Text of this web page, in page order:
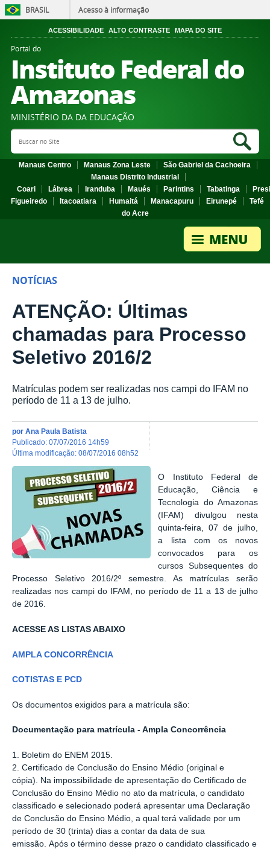
BRASIL Acesso à informação
ACESSIBILIDADE ALTO CONTRASTE MAPA DO SITE
Portal do
Instituto Federal do
Amazonas
MINISTÉRIO DA DA EDUCAÇÃO
Search Site
Manaus Centro Manaus Zona Leste
São Gabriel da Cachoeira
Manaus Distrito Industrial
Coari
Lábrea Iranduba Maués Parintins Tabatinga
Figueiredo
Itacoatiara Humaitá Manacapuru Eirunepé
Tefé
do Acre
NOTÍCIAS
ATENÇÃO: Últimas
chamadas para Processo
Seletivo 2016/2
Matrículas podem ser realizadas nos campi do IFAM no
período de 11 a 13 de julho.
por Ana Paula Batista
publicado: 07/07/2016 14h59
última modificação: 08/07/2016 08h52
O Instituto Federal de
Educação, Ciência e
Tecnologia do Amazonas
(IFAM) divulgou nesta
quinta-feira, 07 de julho,
a lista com os novos
convocados para os
cursos Subsequentes do
Processo Seletivo 2016/2º semestre. As matrículas serão
realizadas nos campi do IFAM, no período de 11 a 13 de julho
de 2016.
ACESSE AS LISTAS ABAIXO
AMPLA CONCORRÊNCIA
COTISTAS E PCD
Os documentos exigidos para a matrícula são:
Documentação para matrícula - Ampla Concorrência
1. Boletim do ENEM 2015.
2. Certificado de Conclusão do Ensino Médio (original e
cópia). Na impossibilidade de apresentação do Certificado de
Conclusão do Ensino Médio no ato da matrícula, o candidato
classificado e selecionado poderá apresentar uma Declaração
de Conclusão do Ensino Médio, a qual terá validade por um
período de 30 (trinta) dias a contar da data de sua
emissão. Após o término desse prazo o candidato classificado e